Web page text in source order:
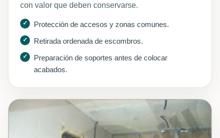
con valor que deben conservarse.
Protección de accesos y zonas comunes.
Retirada ordenada de escombros.
Preparación de soportes antes de colocar
acabados.